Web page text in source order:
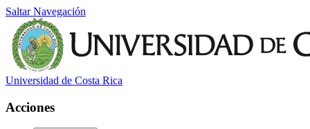
Saltar Navegación
Universidad de Costa Rica
Acciones